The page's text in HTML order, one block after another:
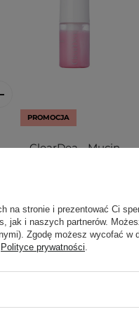
PROMOCJA
ClearDea - Mucin
Nawilżająca
Esencja do Twarzy
w Piance - 60ml
na stronie i prezentować Ci
jak i naszych partnerów.
Zgodę możesz wycofać w
Polityce prywatności.